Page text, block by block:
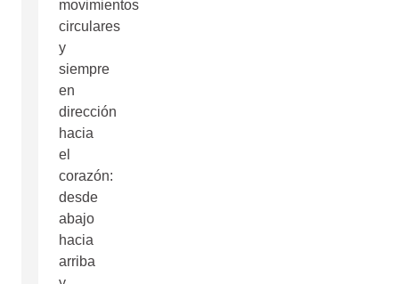
movimientos
circulares
y
siempre
en
dirección
hacia
el
corazón:
desde
abajo
hacia
arriba